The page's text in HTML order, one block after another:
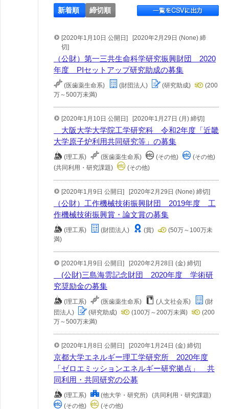
新着順 締切順
[2020年1月10日 公開日]
[2020年2月29日 (None) 締
切]
（公財）第一三共生命科学研究振興財団 2020
年度 PIセットアップ研究助成の募集
(医歯薬生命系) (財団法人) (研究助成)
(200
万～500万未満)
[2020年1月10日 公開日] [2020年1月27日 (月) 締切]
大阪大学大学院工学研究科 令和2年度「近畿
大学原子炉利用共同研究等」の募集
(理工系) (医歯薬生命系) (その他)
(その他)
(共同利用・研究課題)
(その他)
[2020年1月9日 公開日] [2020年2月29日 (None) 締切]
（公財）工作機械技術振興財団 2019年度 工
作機械技術振興賞・論文賞の募集
(理工系) (財団法人) (賞)
(50万～100万未
満)
[2020年1月9日 公開日] [2020年2月28日 (金) 締切]
(公財)三島海雲記念財団 2020年度 学術研
究奨励金の募集
(理工系) (医歯薬生命系) (人文社会系)
(財
団法人)
(研究助成) (100万～200万未満)
(200
万～500万未満)
[2020年1月8日 公開日] [2020年1月24日 (金) 締切]
京都大学エネルギー理工学研究所 2020年度
「ゼロエミッションエネルギー研究拠点」 共
同利用・共同研究の公募
(理工系) (他大学・研究所) (共同利用・研究課題)
(その他)
(その他)